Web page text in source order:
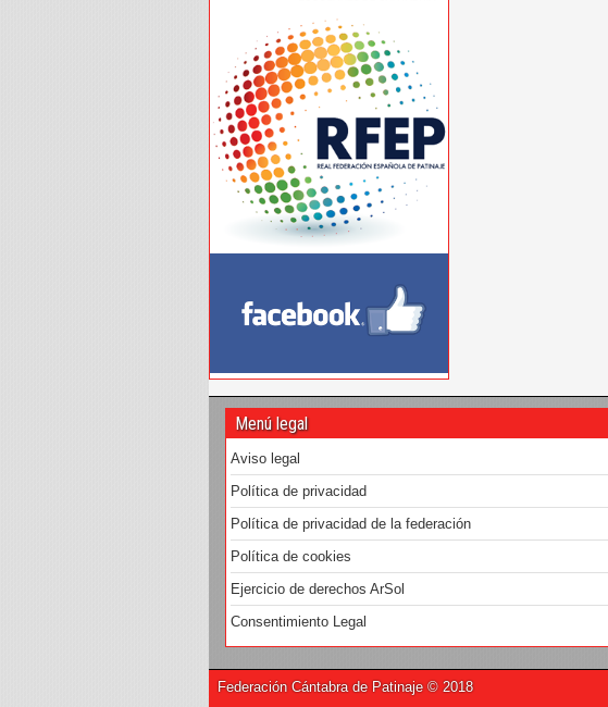
Menú legal
Aviso legal
Política de privacidad
Política de privacidad de la federación
Política de cookies
Ejercicio de derechos ArSol
Consentimiento Legal
Federación Cántabra de Patinaje © 2018